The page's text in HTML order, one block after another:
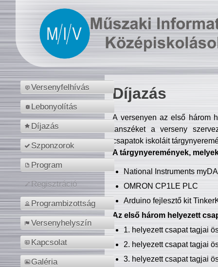
Versenyfelhívás
Lebonyolítás
Díjazás
Szponzorok
Program
Regisztráció
Programbizottság
Versenyhelyszín
Kapcsolat
Galéria
Díjazás
A versenyen az első három
tanszéket a verseny
csapatok iskoláit
A tárgynyeremények,
National Instruments
OMRON CP1LE PLC
Arduino fejlesztő kit
Az első három helyezett
1. helyezett csapat tagjai
2. helyezett csapat tagjai
3. helyezett csapat tagjai